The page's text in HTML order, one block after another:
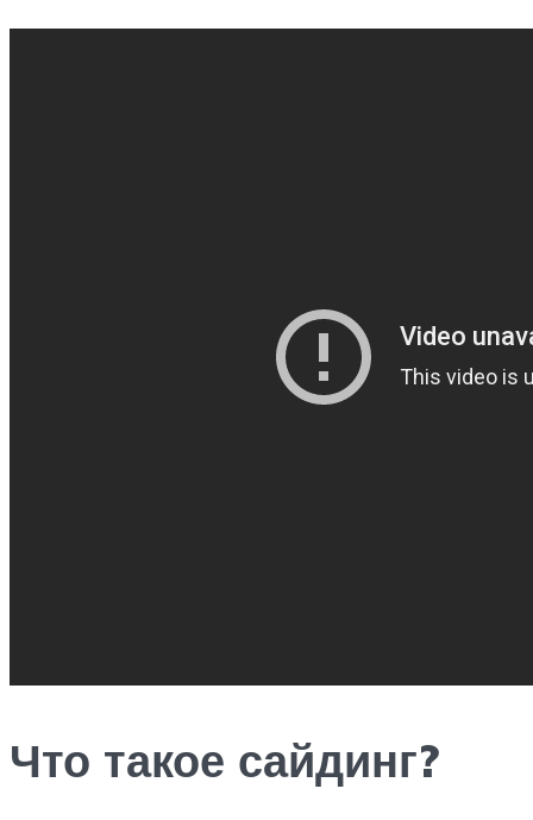
Что такое сайдинг?